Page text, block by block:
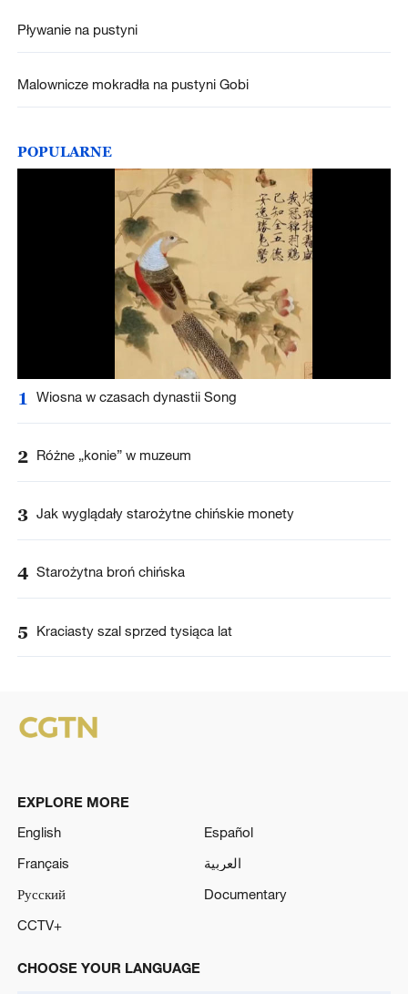
Pływanie na pustyni
Malownicze mokradła na pustyni Gobi
POPULARNE
1 Wiosna w czasach dynastii Song
2 Różne „konie” w muzeum
3 Jak wyglądały starożytne chińskie monety
4 Starożytna broń chińska
5 Kraciasty szal sprzed tysiąca lat
EXPLORE MORE
English
Español
Français
العربية
Русский
Documentary
CCTV+
CHOOSE YOUR LANGUAGE